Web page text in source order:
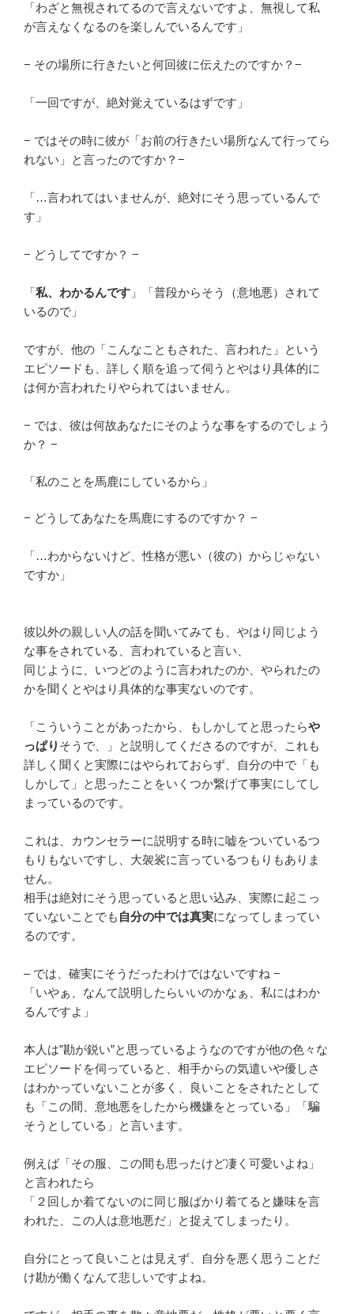
「わざと無視されてるので言えないですよ、無視して私
が言えなくなるのを楽しんでいるんです」
− その場所に行きたいと何回彼に伝えたのですか？−
「一回ですが、絶対覚えているはずです」
− ではその時に彼が「お前の行きたい場所なんて行ってら
れない」と言ったのですか？−
「…言われてはいませんが、絶対にそう思っているんで
す」
− どうしてですか？ −
「私、わかるんです 」「普段からそう（意地悪）されて
いるので」
ですが、他の「こんなこともされた、言われた」という
エピソードも、詳しく順を追って伺うとやはり具体的に
は何か言われたりやられてはいません。
− では、彼は何故あなたにそのような事をするのでしょう
か？ −
「私のことを馬鹿にしているから」
− どうしてあなたを馬鹿にするのですか？ −
「…わからないけど、性格が悪い（彼の）からじゃない
ですか」
彼以外の親しい人の話を聞いてみても、やはり同じよう
な事をされている、言われていると言い、
同じように、いつどのように言われたのか、やられたの
かを聞くとやはり具体的な事実ないのです。
「こういうことがあったから、もしかしてと思ったらや
っぱり そうで、」と説明してくださるのですが、これも
詳しく聞くと実際にはやられておらず、自分の中で「も
しかして」と思ったことをいくつか繋げて事実にしてし
まっているのです。
これは、カウンセラーに説明する時に嘘をついているつ
もりもないですし、大袈裟に言っているつもりもありま
せん。
相手は絶対にそう思っていると思い込み、実際に起こっ
ていないことでも 自分の中では真実になってしまってい
るのです。
– では、確実にそうだったわけではないですね −
「いやぁ、なんて説明したらいいのかなぁ、私にはわか
るんですよ」
本人は”勘が鋭い”と思っているようなのですが他の色々な
エピソードを伺っていると、相手からの気遣いや優しさ
はわかっていないことが多く、良いことをされたとして
も「この間、意地悪をしたから機嫌をとっている」「騙
そうとしている」と言います。
例えば「その服、この間も思ったけど凄く可愛いよね」
と言われたら
「２回しか着てないのに同じ服ばかり着てると嫌味を言
われた、この人は意地悪だ」と捉えてしまったり。
自分にとって良いことは見えず、自分を悪く思うことだ
け勘が働くなんて悲しいですよね。